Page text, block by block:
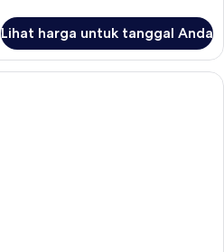
Lihat harga untuk tanggal Anda
Suite Deluks | Seprai premium,